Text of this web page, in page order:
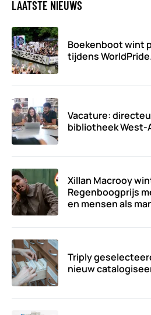
LAATSTE NIEUWS
Boekenboot wint
tijdens
Vacature:
bibliotheek
Xillan Macrooy
Regenboogprijs
en mensen als
Triply
nieuw